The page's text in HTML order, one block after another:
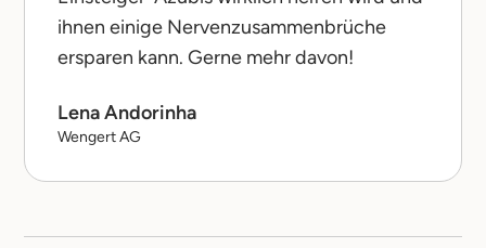
ihnen einige Nervenzusammenbrüche
ersparen kann. Gerne mehr davon!
Lena Andorinha
Wengert AG